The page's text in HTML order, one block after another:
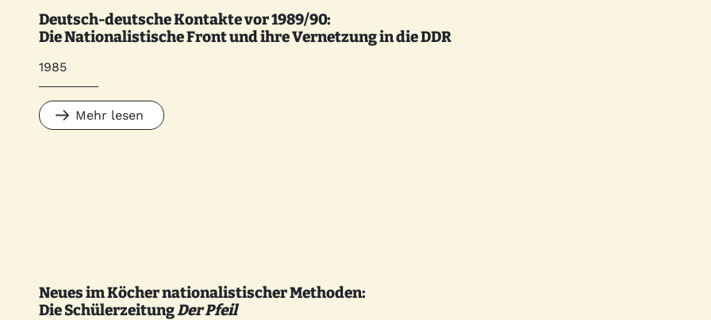
Deutsch-deutsche Kontakte vor 1989/90:
Die Nationalistische Front und ihre Vernetzung in die DDR
1985
Mehr lesen
Neues im Köcher nationalistischer Methoden:
Die SchülerzeitungDer Pfeil